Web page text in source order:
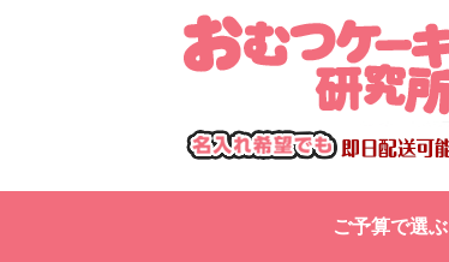
ご予算で選ぶ